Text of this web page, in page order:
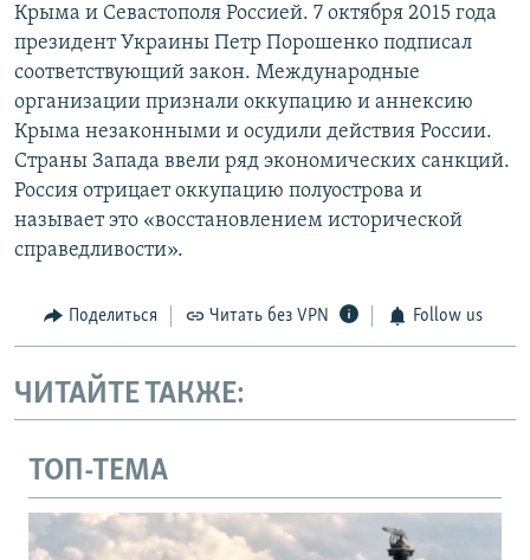
Крыма и Севастополя Россией. 7 октября 2015 года
президент Украины Петр Порошенко подписал
соответствующий закон. Международные
организации признали оккупацию и аннексию
Крыма незаконными и осудили действия России.
Страны Запада ввели ряд экономических санкций.
Россия отрицает оккупацию полуострова и
называет это «восстановлением исторической
справедливости».
Поделиться Читать без VPN Follow us
ЧИТАЙТЕ ТАКЖЕ:
ТОП-ТЕМА